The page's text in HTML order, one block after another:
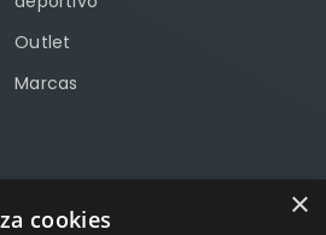
Outlet
Marcas
×
cookies